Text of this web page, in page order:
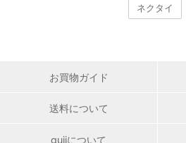
ネクタイ
お買物ガイド
送料について
gujiについて